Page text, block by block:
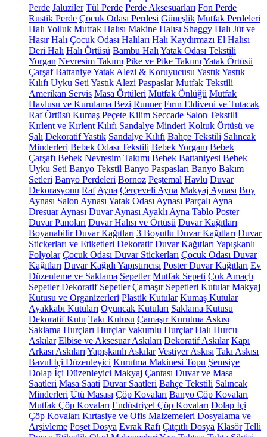
Perde Jaluziler Tül Perde Perde Aksesuarları Fon Perde
Rustik Perde Çocuk Odası Perdesi Güneşlik Mutfak Perdeleri
Halı Yolluk Mutfak Halısı Makine Halısı Shaggy Halı Jüt ve
Hasır Halı Çocuk Odası Halıları Halı Kaydırmazı El Halısı
Deri Halı Halı Örtüsü Bambu Halı Yatak Odası Tekstili
Yorgan Nevresim Takımı Pike ve Pike Takımı Yatak Örtüsü
Çarşaf BattaniyeYatak Alezi & Koruyucusu YastıkYastık
Kılıfı Uyku Seti Yastık Alezi Paspaslar Mutfak Tekstili
Amerikan Servis Masa Örtüleri Mutfak Önlüğü Mutfak
Havlusu ve Kurulama Bezi Runner Fırın Eldiveni ve Tutacak
Raf Örtüsü Kumaş Peçete Kilim Seccade Salon Tekstili
Kırlent ve Kırlent Kılıfı Sandalye Minderi Koltuk Örtüsü ve
Şalı Dekoratif Yastık Sandalye Kılıfı Bahçe Tekstili Salıncak
Minderleri Bebek Odası Tekstili Bebek Yorganı Bebek
Çarşafı Bebek Nevresim Takımı Bebek Battaniyesi Bebek
Uyku Seti Banyo Tekstil Banyo Paspasları Banyo Bakım
Setleri Banyo Perdeleri Bornoz Peştemal Havlu Duvar
Dekorasyonu Raf Ayna Çerçeveli Ayna Makyaj Aynası Boy
Aynası Salon Aynası Yatak Odası Aynası Parçalı Ayna
Dresuar Aynası Duvar Aynası Ayaklı Ayna Tablo Poster
Duvar Panoları Duvar Halısı ve Örtüsü Duvar Kağıtları
Boyanabilir Duvar Kağıtları 3 Boyutlu Duvar Kağıtları Duvar
Stickerları ve Etiketleri Dekoratif Duvar Kağıtları Yapışkanlı
Folyolar Çocuk Odası Duvar Stickerları Çocuk Odası Duvar
Kağıtları Duvar Kağıdı Yapıştırıcısı Poster Duvar Kağıtları Ev
Düzenleme ve Saklama Sepetler Mutfak Sepeti Çok Amaçlı
Sepetler Dekoratif Sepetler Çamaşır Sepetleri Kutular Makyaj
Kutusu ve Organizerleri Plastik Kutular Kumaş Kutular
Ayakkabı Kutuları Oyuncak Kutuları Saklama Kutusu
Dekoratif Kutu Takı Kutusu Çamaşır Kurutma Askısı
Saklama Hurçları Hurçlar Vakumlu Hurçlar Halı Hurcu
Askılar Elbise ve Aksesuar Askıları Dekoratif Askılar Kapı
Arkası Askıları Yapışkanlı Askılar Vestiyer Askısı Takı Askısı
Bavul İçi Düzenleyici Kurutma Makinesi Topu Şemsiye
Dolap İçi Düzenleyici Makyaj Çantası Duvar ve Masa
Saatleri Masa Saati Duvar Saatleri Bahçe Tekstili Salıncak
Minderleri Ütü Masası Çöp Kovaları Banyo Çöp Kovaları
Mutfak Çöp Kovaları Endüstriyel Çöp Kovaları Dolap İçi
Çöp Kovaları Kırtasiye ve Ofis Malzemeleri Dosyalama ve
Arşivleme Poşet Dosya Evrak Rafı Çıtçıtlı Dosya Klasör Telli